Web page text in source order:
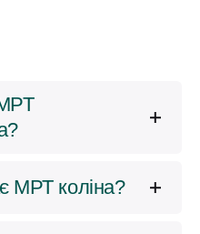
На
турбуватиме, ми
МРТ коліна?